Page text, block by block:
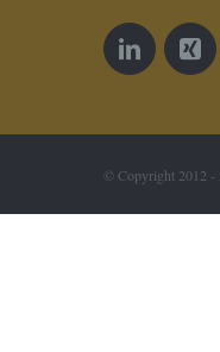
© Copyright 2012 -